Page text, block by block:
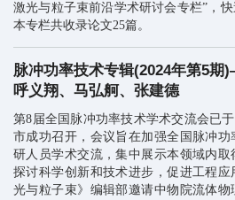
激光与粒子束前沿学术研讨会专栏”，快
本专栏共收录论文25篇。
脉冲功率技术专辑(2024年第5期
呼义翔、马弘舸、张建德
第8届全国脉冲功率技术学术交流会已
市成功召开，会议旨在加强全国脉冲
研人员学术交流，集中展示本领域内取
探讨科学创新和技术进步，促进工程
光与粒子束》编辑部邀请中物院流体